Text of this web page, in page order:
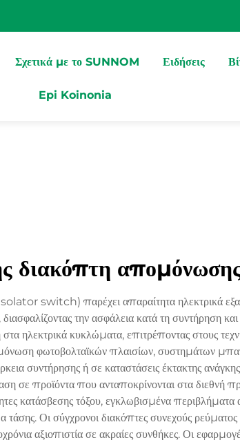
Σχετικά με το SUNNOM Ειδήσεις
Epi Koinonia
διακόπτη
switch) παρέχει απαραίτητα ηλεκτρικά
την ασφάλεια κατά τη συντήρηση
κυκλώματα, επιτρέποντας στους
φωτοβολταϊκών πλαισίων, συστημάτων
συντήρησης ή σε καταστάσεις έκτακτης
σε προϊόντα που ανταποκρίνονται στα διεθνή
κατάσβεσης τόξου, εγκλωβισμένα περιβλήματα
τάσης. Οι σύγχρονοι διακόπτες συνεχούς
αξιοπιστία σε ακραίες συνθήκες. Οι